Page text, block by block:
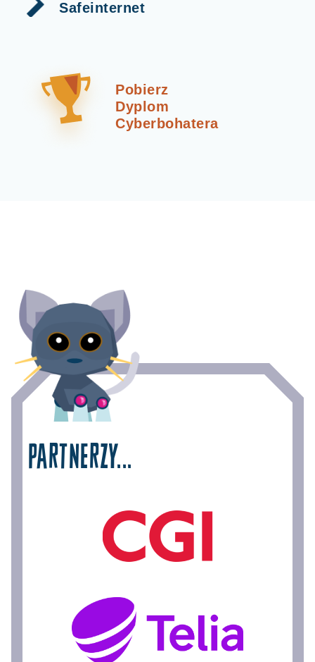
Safeinternet
Pobierz
Dyplom
Cyberbohatera
PARTNERZY...